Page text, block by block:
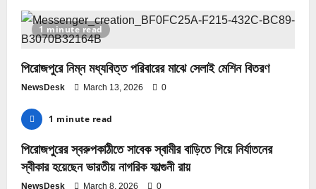
1 minute read
পিরোজপুরে নিম্ন মধ্যবিত্ত পরিবারের মাঝে সেলাই মেশিন বিতরণ
NewsDesk March 13, 2026 0
1 minute read
পিরোজপুরের স্বরুপকাঠীতে সাবেক স্বামীর বাড়িতে গিয়ে নির্যাতনের
স্বীকার হয়েছেন ভারতীয় নাগরিক ফাল্গুনী রায়
NewsDesk March 8, 2026 0